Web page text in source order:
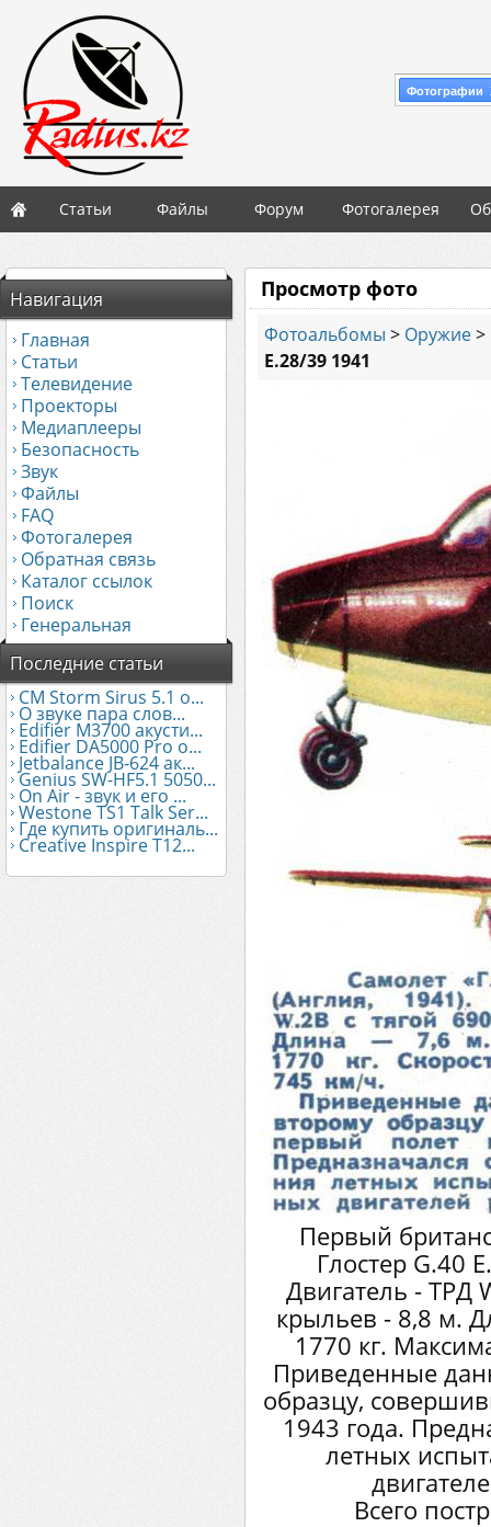
Фотографии
Статьи Файлы Форум Фотогалерея
Навигация
Главная
Статьи
Телевидение
Проекторы
Медиаплееры
Безопасность
Звук
Файлы
FAQ
Фотогалерея
Обратная связь
Каталог ссылок
Поиск
Генеральная
Последние статьи
CM Storm Sirus 5.1 о...
О звуке пара слов...
Edifier М3700 акусти...
Edifier DA5000 Pro о...
Jetbalance JB-624 ак...
Genius SW-HF5.1 5050...
On Air - звук и его ...
Westone TS1 Talk Ser...
Где купить оригиналь...
Creative Inspire T12...
Просмотр фото
Фотоальбомы > Оружие>
E.28/39 1941
Первый
Глостер G.40
Двигатель - ТРД
крыльев - 8,8 м.
1770 кг.
Приведенные
образцу,
1943 года.
летных
Всего